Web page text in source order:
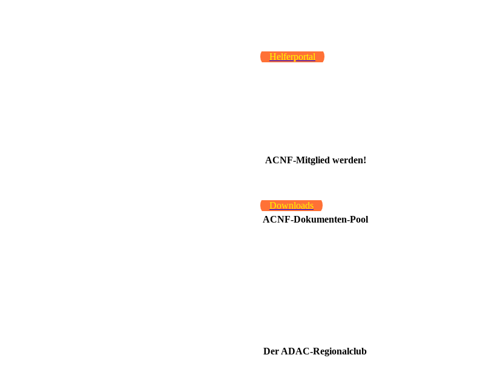
Helferportal
ACNF-Mitglied werden!
Downloads
ACNF-Dokumenten-Pool
Der ADAC-Regionalclub